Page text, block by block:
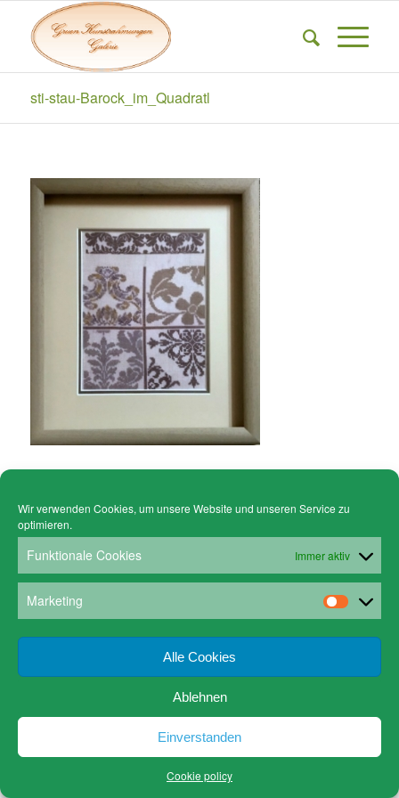
Wir verwenden Cookies, um unsere Website und unseren Service zu
optimieren.
Funktionale Cookies Immer aktiv
Marketing
Alle Cookies
Ablehnen
Einverstanden
Cookie policy
sti-stau-Barock_im_Quadratl
© Copyright - Gruen Stickgalerie -
Cookie policy (EU)
www.gruen-kunstrahmungen.com Impressum / Kontakt